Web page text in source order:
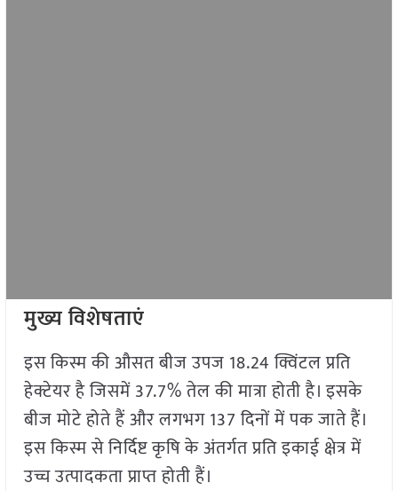
मुख्य विशेषताएं
इस किस्म की औसत बीज उपज 18.24 क्विंटल प्रति
हेक्टेयर है जिसमें 37.7% तेल की मात्रा होती है। इसके
बीज मोटे होते हैं और लगभग 137 दिनों में पक जाते हैं।
इस किस्म से निर्दिष्ट कृषि के अंतर्गत प्रति इकाई क्षेत्र में
उच्च उत्पादकता प्राप्त होती हैं।